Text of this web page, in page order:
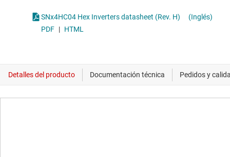
SNx4HC04 Hex Inverters datasheet (Rev. H)
(Inglés)
PDF | HTML